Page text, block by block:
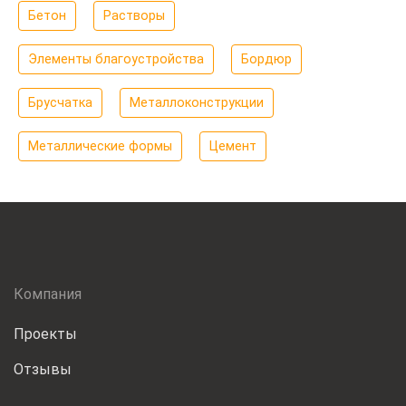
Бетон Растворы
Элементы благоустройства Бордюр
Брусчатка Металлоконструкции
Металлические формы Цемент
Компания
Проекты
Отзывы